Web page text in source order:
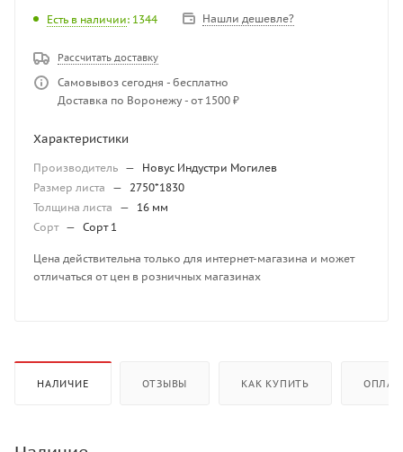
Есть в наличии: 1344 Нашли дешевле?
Рассчитать доставку
Самовывоз сегодня - бесплатно
Доставка по Воронежу - от 1500 ₽
Характеристики
Производитель —
Новус Индустри Могилев
Размер листа
— 2750*1830
Толщина листа
—
16 мм
Сорт — Сорт 1
Цена действительна только для интернет-магазина и может
отличаться от цен в розничных магазинах
НАЛИЧИЕ ОТЗЫВЫ КАК КУПИТЬ